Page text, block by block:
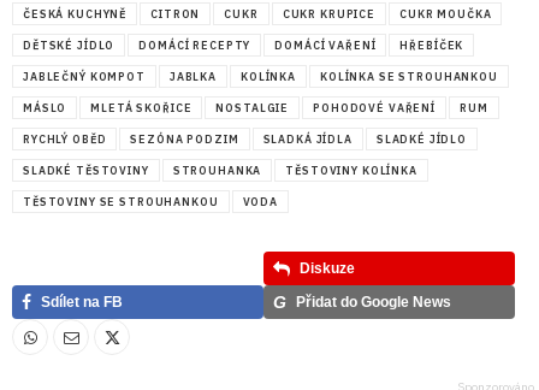
ČESKÁ KUCHYNĚ CITRON CUKR CUKR KRUPICE CUKR MOUČKA
DĚTSKÉ JÍDLO DOMÁCÍ RECEPTY DOMÁCÍ VAŘENÍ HŘEBÍČEK
JABLEČNÝ KOMPOT JABLKA KOLÍNKA KOLÍNKA SE STROUHANKOU
MÁSLO MLETÁ SKOŘICE NOSTALGIE POHODOVÉ VAŘENÍ RUM
RYCHLÝ OBĚD SEZÓNA PODZIM SLADKÁ JÍDLA SLADKÉ JÍDLO
SLADKÉ TĚSTOVINY STROUHANKA TĚSTOVINY KOLÍNKA
TĚSTOVINY SE STROUHANKOU VODA
Diskuze
Sdílet na FB
G Přidat do Google News